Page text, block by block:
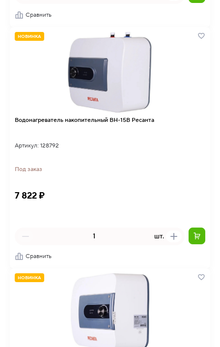
Сравнить
НОВИНКА
Водонагреватель накопительный ВН-15В Ресанта
Артикул: 128792
Под заказ
7 822 ₽
шт.
Сравнить
НОВИНКА